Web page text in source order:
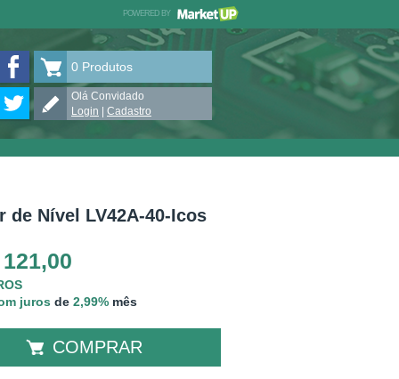
POWERED BY
VULCANUM no Facebook
VULCANUM no Twitter
0 Produtos
Olá Convidado
Login
Cadastro
de Nível LV42A-40-Icos
juros de 2,99% mês
COMPRAR